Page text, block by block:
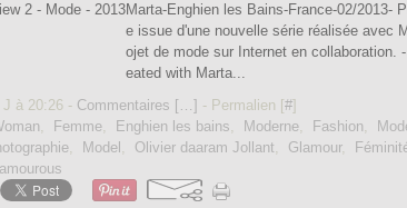
Marta-Enghien les Bains-France-02/2013-
e issue d'une nouvelle série réalisée avec
ojet de mode sur Internet en collaboration.
eated with Marta...
J à 20:26 - Commentaires [ …] - Permalien [#]
, Femme, Enghien les bains, Moderne, Fashion,
, Model , Olivier daaram Jollant, Glamour,